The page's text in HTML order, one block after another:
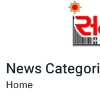
News
Home